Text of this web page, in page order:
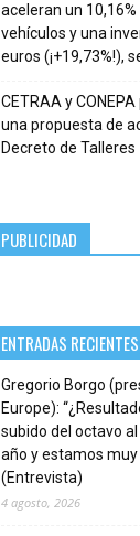
aceleran un
vehículos y una
euros (¡+19,73%!),
CETRAA y
una propuesta de
Decreto de Talleres
PUBLICIDAD
ENTRADAS RECIENTES
Gregorio Borgo
Europe):
subido del octavo
año y estamos muy
(Entrevista)
4 agosto, 2026